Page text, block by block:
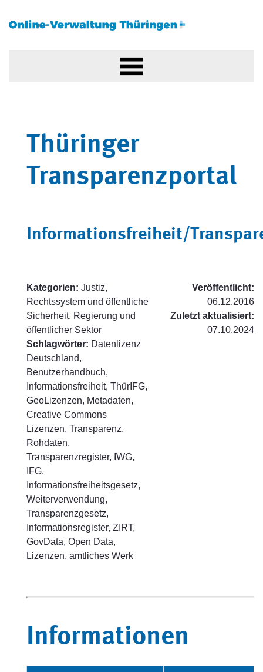
Thüringer
Transparenzportal
Informationsfreiheit/
Kategorien: Justiz,
Rechtssystem und öffentliche
Sicherheit, Regierung und
öffentlicher Sektor
Schlagwörter: Datenlizenz
Deutschland,
Benutzerhandbuch,
Informationsfreiheit, ThürIFG,
GeoLizenzen, Metadaten,
Creative Commons
Lizenzen, Transparenz,
Rohdaten,
Transparenzregister, IWG,
IFG,
Informationsfreiheitsgesetz,
Weiterverwendung,
Transparenzgesetz,
Informationsregister, ZIRT,
GovData, Open Data,
Lizenzen, amtliches Werk
Veröffentlicht:
06.12.2016
Zuletzt aktualisiert:
07.10.2024
Informationen